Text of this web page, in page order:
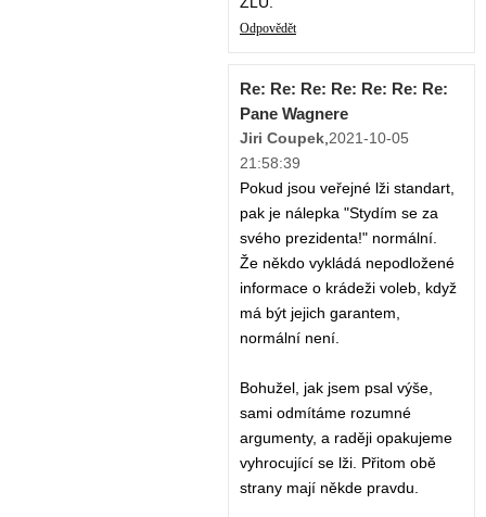
Odpovědět
Re: Re: Re: Re: Re: Re: Re:
Pane Wagnere
Jiri Coupek,2021-10-05
21:58:39
Pokud jsou veřejné lži standart,
pak je nálepka "Stydím se za
svého prezidenta!" normální.
Že někdo vykládá nepodložené
informace o krádeži voleb, když
má být jejich garantem,
normální není.
Bohužel, jak jsem psal výše,
sami odmítáme rozumné
argumenty, a raději opakujeme
vyhrocující se lži. Přitom obě
strany mají někde pravdu.